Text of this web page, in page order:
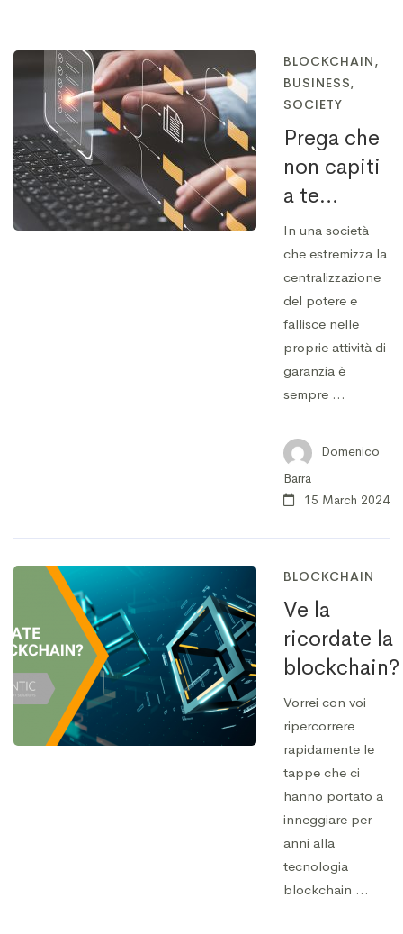
BLOCKCHAIN,
BUSINESS,
SOCIETY
Prega che
non capiti
a te…
In una società
che estremizza la
centralizzazione
del potere e
fallisce nelle
proprie attività di
garanzia è
sempre …
Domenico
Barra
15 March 2024
BLOCKCHAIN
Ve la
ricordate la
blockchain?
Vorrei con voi
ripercorrere
rapidamente le
tappe che ci
hanno portato a
inneggiare per
anni alla
tecnologia
blockchain …